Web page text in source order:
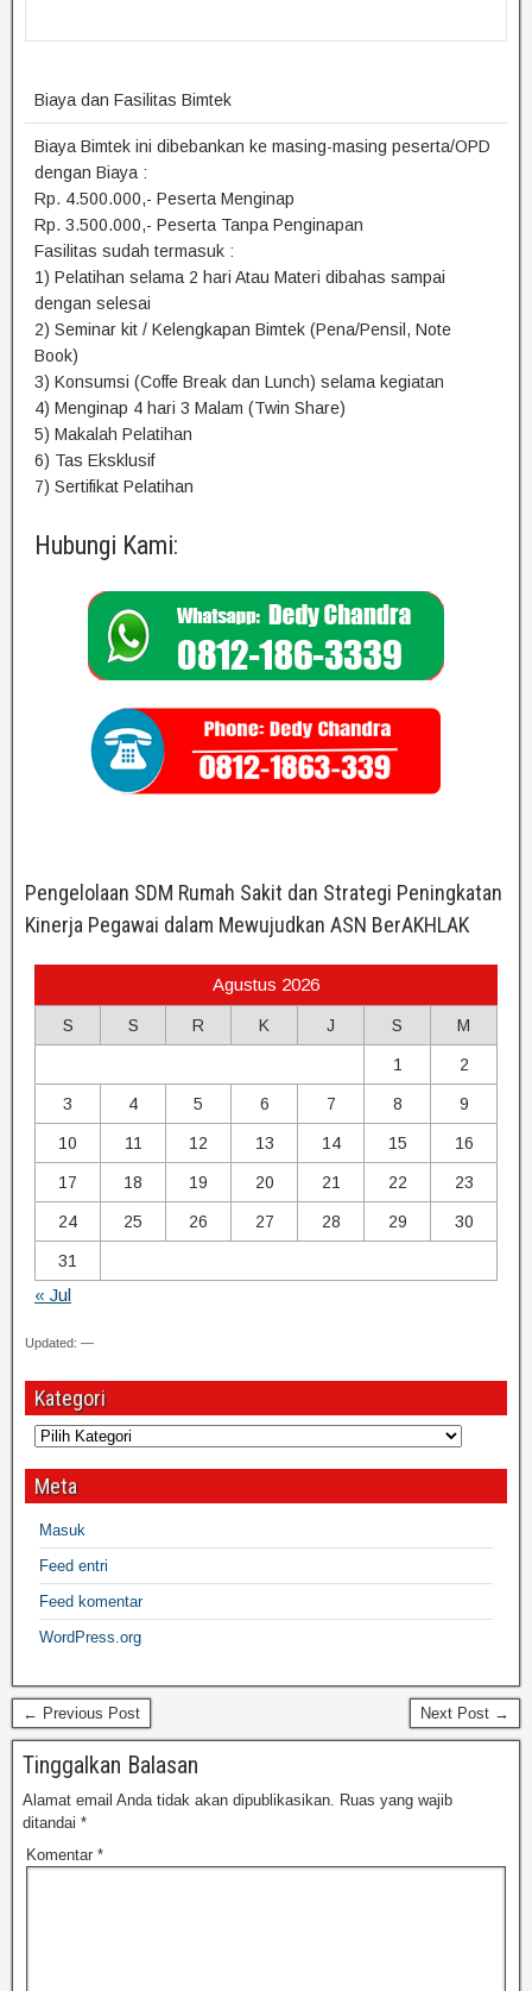
Biaya dan Fasilitas Bimtek
Biaya Bimtek ini dibebankan ke masing-masing peserta/OPD
dengan Biaya :
Rp. 4.500.000,- Peserta Menginap
Rp. 3.500.000,- Peserta Tanpa Penginapan
Fasilitas sudah termasuk :
1) Pelatihan selama 2 hari Atau Materi dibahas sampai
dengan selesai
2) Seminar kit / Kelengkapan Bimtek (Pena/Pensil, Note
Book)
3) Konsumsi (Coffe Break dan Lunch) selama kegiatan
4) Menginap 4 hari 3 Malam (Twin Share)
5) Makalah Pelatihan
6) Tas Eksklusif
7) Sertifikat Pelatihan
Hubungi Kami:
Pengelolaan SDM Rumah Sakit dan Strategi Peningkatan
Kinerja Pegawai dalam Mewujudkan ASN BerAKHLAK
Agustus 2026
S S R K J S M
1 2
3 4 5 6 7 8 9
10 11 12 13 14 15 16
17 18 19 20 21 22 23
24 25 26 27 28 29 30
31
« Jul
Updated: —
Kategori
Meta
Masuk
Feed entri
Feed komentar
WordPress.org
← Previous Post Next Post →
Tinggalkan Balasan
Alamat email Anda tidak akan dipublikasikan.
Ruas yang wajib
ditandai *
Komentar *